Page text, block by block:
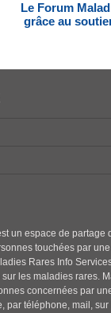
Le Forum
grâce au
un espace de partage
touchées par
Rares Info
les maladies rares.
concernées par
par téléphone, mail,